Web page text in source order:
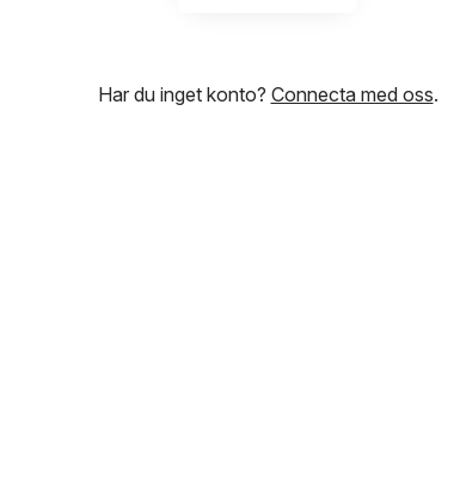
Har du inget konto? Connecta med oss.